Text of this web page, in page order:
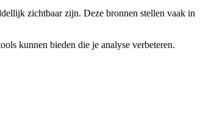
zichtbaar zijn. Deze bronnen stellen vaak in
kunnen bieden die je analyse verbeteren.